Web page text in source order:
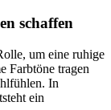
schaffen
um eine ruhige
Farbtöne tragen
In
ein